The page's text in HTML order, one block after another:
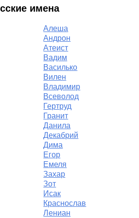
имена
Алеша
Андрон
Атеист
Вадим
Василько
Вилен
Владимир
Всеволод
Гертруд
Гранит
Данила
Декабрий
Дима
Егор
Емеля
Захар
Зот
Исак
Краснослав
Лениан